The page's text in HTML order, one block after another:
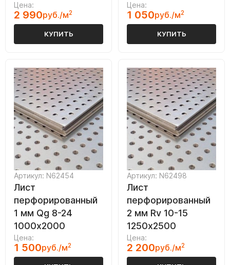
Цена:
2 990руб./м2
КУПИТЬ
Цена:
1 050руб./м2
КУПИТЬ
Артикул: N62454
Лист
перфорированный
1 мм Qg 8-24
1000х2000
Цена:
1 500руб./м2
Артикул: N62498
Лист
перфорированный
2 мм Rv 10-15
1250х2500
Цена:
2 200руб./м2